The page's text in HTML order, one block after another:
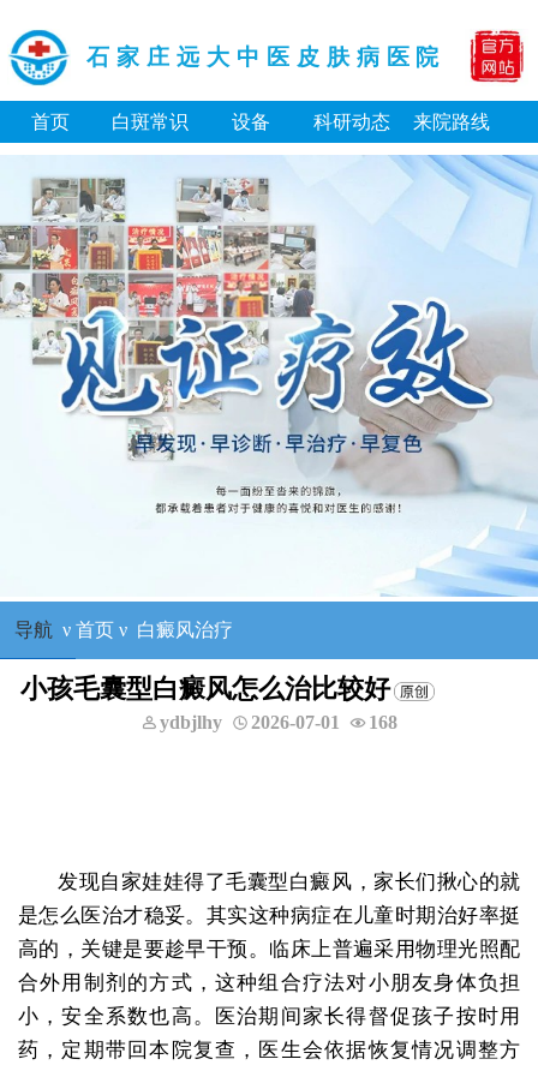
石家庄远大中医皮肤病医院
首页 白斑常识 设备 科研动态 来院路线
导航 ν 首页ν 白癜风治疗
小孩毛囊型白癜风怎么治比较好
ydbjlhy 2026-07-01 168
发现自家娃娃得了毛囊型白癜风，家长们揪心的就
是怎么医治才稳妥。其实这种病症在儿童时期治好率挺
高的，关键是要趁早干预。临床上普遍采用物理光照配
合外用制剂的方式，这种组合疗法对小朋友身体负担
小，安全系数也高。医治期间家长得督促孩子按时用
药，定期带回本院复查，医生会依据恢复情况调整方